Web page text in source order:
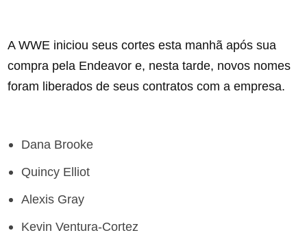
A WWE iniciou seus cortes esta manhã após sua
compra pela Endeavor e, nesta tarde, novos nomes
foram liberados de seus contratos com a empresa.
Dana Brooke
Quincy Elliot
Alexis Gray
Kevin Ventura-Cortez